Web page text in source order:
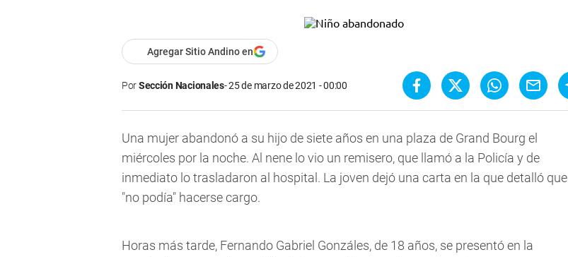
Agregar Sitio Andino en
PorSección Nacionales 25 de marzo de 2021 - 00:00
Una mujer abandonó a su hijo de siete años en una plaza de Grand Bourg el
miércoles por la noche. Al nene lo vio un remisero, que llamó a la Policía y de
inmediato lo trasladaron al hospital. La joven dejó una carta en la que detalló que
"no podía" hacerse cargo.
Horas más tarde, Fernando Gabriel Gonzáles, de 18 años, se presentó en la